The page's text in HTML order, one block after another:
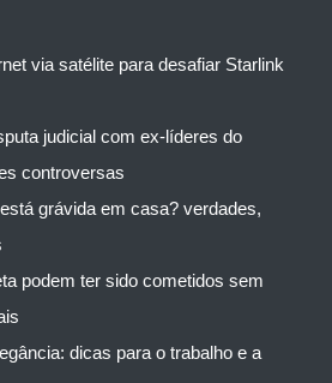
via satélite para desafiar Starlink
judicial com ex-líderes do
controversas
grávida em casa? verdades,
podem ter sido cometidos sem
dicas para o trabalho e a